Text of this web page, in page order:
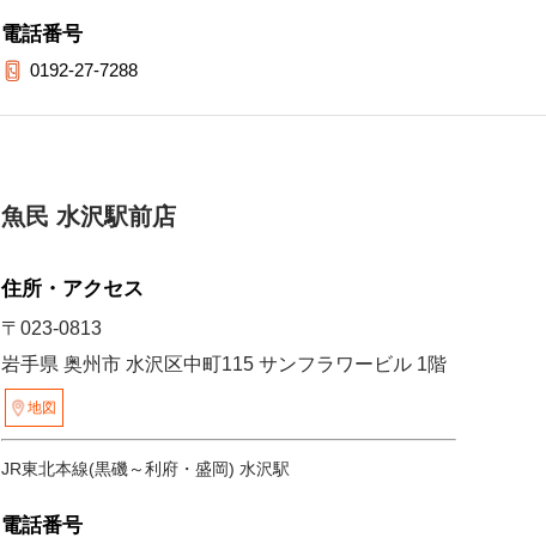
電話番号
0192-27-7288
魚民 水沢駅前店
住所・アクセス
〒023-0813
岩手県 奥州市 水沢区中町115 サンフラワービル 1階
地図
JR東北本線(黒磯～利府・盛岡) 水沢駅
電話番号